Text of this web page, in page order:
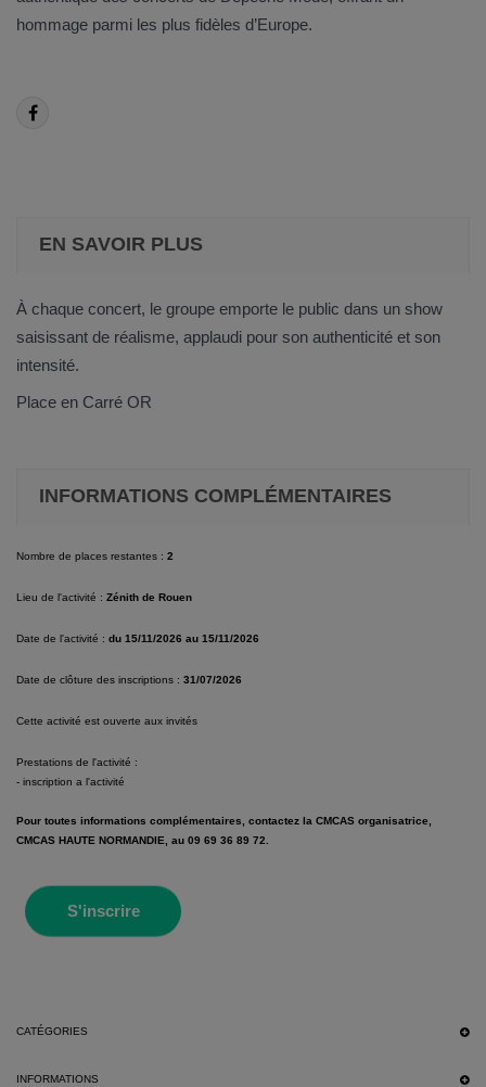
hommage parmi les plus fidèles d’Europe.
EN SAVOIR PLUS
À chaque concert, le groupe emporte le public dans un show
saisissant de réalisme, applaudi pour son authenticité et son
intensité.
Place en Carré OR
INFORMATIONS COMPLÉMENTAIRES
Nombre de places restantes : 2
Lieu de l'activité : Zénith de Rouen
Date de l'activité : du 15/11/2026 au 15/11/2026
Date de clôture des inscriptions : 31/07/2026
Cette activité est ouverte aux invités
Prestations de l'activité :
- inscription a l'activité
Pour toutes informations complémentaires, contactez la CMCAS organisatrice,
CMCAS HAUTE NORMANDIE, au 09 69 36 89 72.
S'inscrire
CATÉGORIES
INFORMATIONS